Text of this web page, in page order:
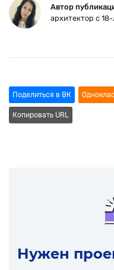
Автор
архитектор с
Поделиться в ВК
Копировать URL
Нужен